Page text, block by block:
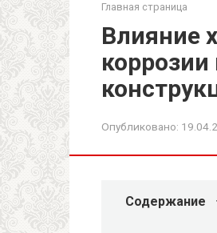
Главная страница
Влияние
Опубликовано:
Содержание